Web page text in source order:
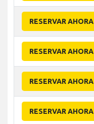
RESERVAR AHORA
RESERVAR AHORA
RESERVAR AHORA
RESERVAR AHORA